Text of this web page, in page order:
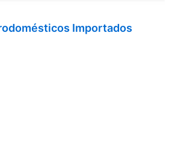
Importados